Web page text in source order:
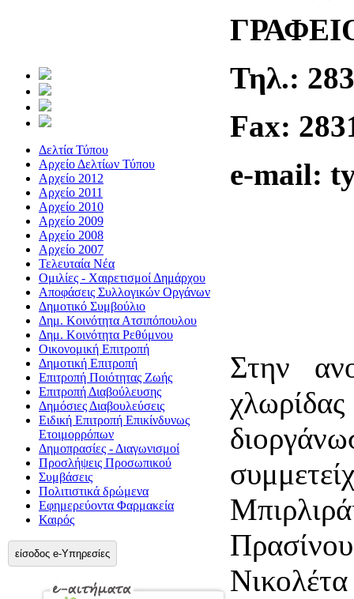
Δελτία Τύπου
Αρχείο Δελτίων Τύπου
Αρχείο 2012
Αρχείο 2011
Αρχείο 2010
Αρχείο 2009
Αρχείο 2008
Αρχείο 2007
Τελευταία Νέα
Ομιλίες - Χαιρετισμοί Δημάρχου
Αποφάσεις Συλλογικών Οργάνων
Δημοτικό Συμβούλιο
Δημ. Κοινότητα Ατσιπόπουλου
Δημ. Κοινότητα Ρεθύμνου
Οικονομική Επιτροπή
Δημοτική Επιτροπή
Επιτροπή Ποιότητας Ζωής
Επιτροπή Διαβούλευσης
Δημόσιες Διαβουλεύσεις
Ειδική Επιτροπή Επικίνδυνως
Ετοιμορρόπων
Δημοπρασίες - Διαγωνισμοί
Προσλήψεις Προσωπικού
Συμβάσεις
Πολιτιστικά δρώμενα
Εφημερεύοντα Φαρμακεία
Καιρός
είσοδος e-Υπηρεσίες
Fax:
e-mail:
Στην